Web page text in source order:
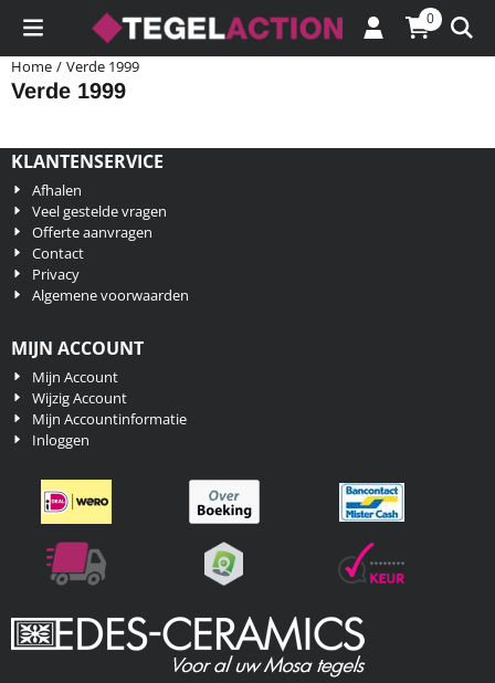
Cookievoorkeuren zijn momenteel gesloten. 0
Home / Verde 1999
Verde 1999
KLANTENSERVICE
Afhalen
Veel gestelde vragen
Offerte aanvragen
Contact
Privacy
Algemene voorwaarden
MIJN ACCOUNT
Mijn Account
Wijzig Account
Mijn Accountinformatie
Inloggen